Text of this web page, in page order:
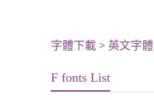
字體下載 > 英文字體
F fonts List